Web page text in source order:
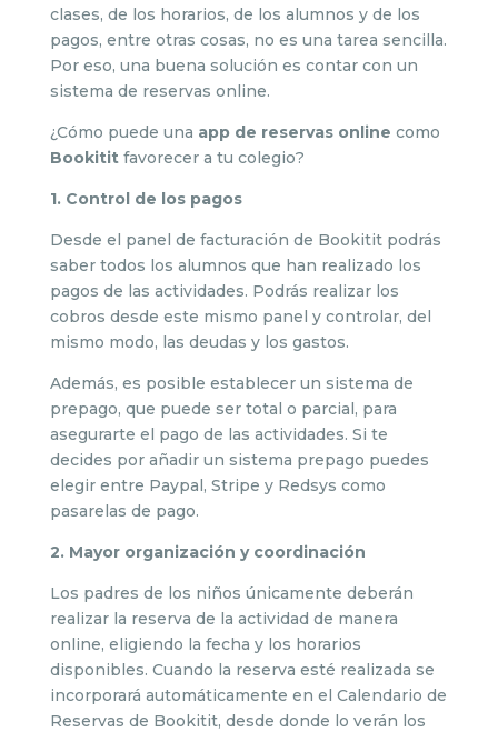
clases, de los horarios, de los alumnos y de los
pagos, entre otras cosas, no es una tarea sencilla.
Por eso, una buena solución es contar con un
sistema de reservas online.
¿Cómo puede una app de reservas online como
Bookititfavorecer a tu colegio?
1. Control de los pagos
Desde el panel de facturación de Bookitit podrás
saber todos los alumnos que han realizado los
pagos de las actividades. Podrás realizar los
cobros desde este mismo panel y controlar, del
mismo modo, las deudas y los gastos.
Además, es posible establecer un sistema de
prepago, que puede ser total o parcial, para
asegurarte el pago de las actividades. Si te
decides por añadir un sistema prepago puedes
elegir entre Paypal, Stripe y Redsys como
pasarelas de pago.
2. Mayor organización y coordinación
Los padres de los niños únicamente deberán
realizar la reserva de la actividad de manera
online, eligiendo la fecha y los horarios
disponibles. Cuando la reserva esté realizada se
incorporará automáticamente en el Calendario de
Reservas de Bookitit, desde donde lo verán los